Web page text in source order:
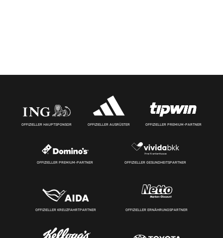
OFFIZIELLER HAUPTSPONSOR OFFIZIELLER AUSRÜSTER OFFIZIELLER PREMIUM-PARTNER
OFFIZIELLER PREMIUM-PARTNER OFFIZIELLER GESUNDHEITSPARTNER
OFFIZIELLER KREUZFAHRTPARTNER OFFIZIELLER ERNÄHRUNGSPARTNER